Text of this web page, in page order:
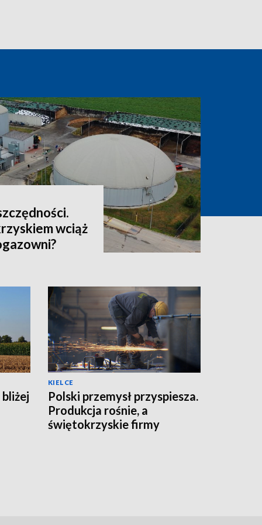
wciąż
KIELCE
Polski przemysł przyspiesza.
Produkcja rośnie, a
świętokrzyskie firmy